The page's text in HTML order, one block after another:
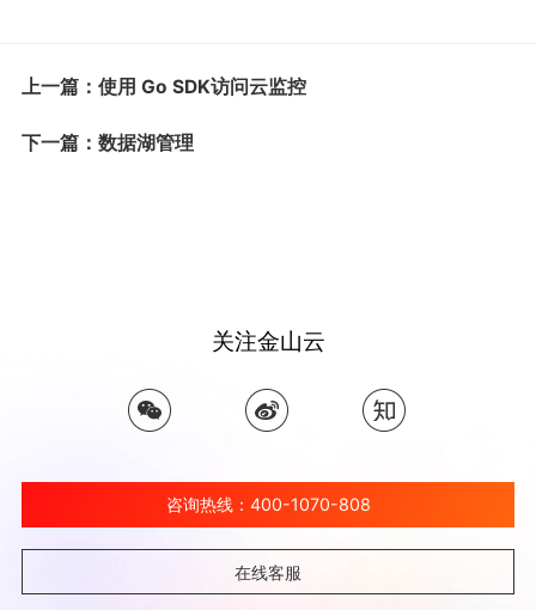
上一篇：使用 Go SDK访问云监控
下一篇：数据湖管理
关注金山云
咨询热线：400-1070-808
在线客服